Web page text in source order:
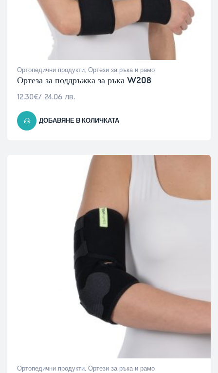
Ортопедични продукти, Ортези за ръка и рамо
Ортеза за поддръжка за ръка W208
12.30€/ 24.06 лв.
ДОБАВЯНЕ В КОЛИЧКАТА
Ортопедични продукти, Ортези за ръка и рамо